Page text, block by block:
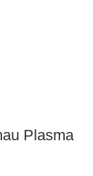
Plasma